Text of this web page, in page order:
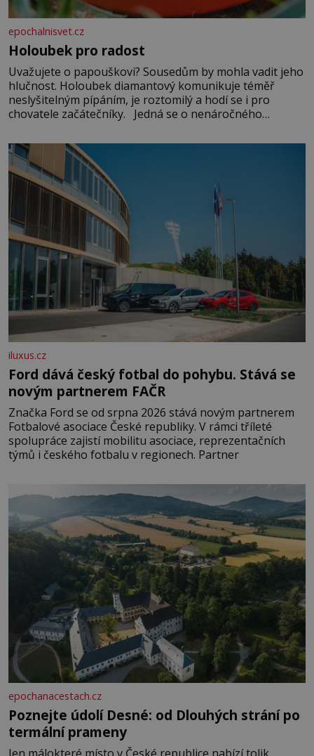
epochalnisvet.cz
Holoubek pro radost
Uvažujete o papouškovi? Sousedům by mohla vadit jeho
hlučnost. Holoubek diamantový komunikuje téměř
neslyšitelným pípáním, je roztomilý a hodí se i pro
chovatele začátečníky. Jedná se o nenáročného
času tráví na zemi, kde sbírá zbytky semínek Jeho
domovinou je prakticky celá Austrálie s výjimkou
pobřežní oblasti.
iluxus.cz
Ford dává český fotbal do pohybu. Stává se
novým partnerem FAČR
Značka Ford se od srpna 2026 stává novým partnerem
Fotbalové asociace České republiky. V rámci tříleté
spolupráce zajistí mobilitu asociace, reprezentačních
týmů i českého fotbalu v regionech. Partner
epochanacestach.cz
Poznejte údolí Desné: od Dlouhých strání po
termální prameny
Jen málokteré místo v České republice nabízí tolik